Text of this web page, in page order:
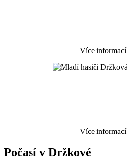
Více informací
Více informací
Počasí v Držkové